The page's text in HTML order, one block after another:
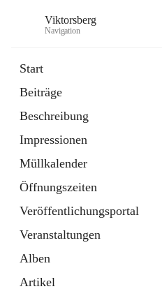
Viktorsberg
Navigation
Start
Beiträge
Beschreibung
Impressionen
Müllkalender
Öffnungszeiten
Veröffentlichungsportal
Veranstaltungen
Alben
Artikel
1 Schnellzugriff
Bürgerservice
10 Schnellzugriffe